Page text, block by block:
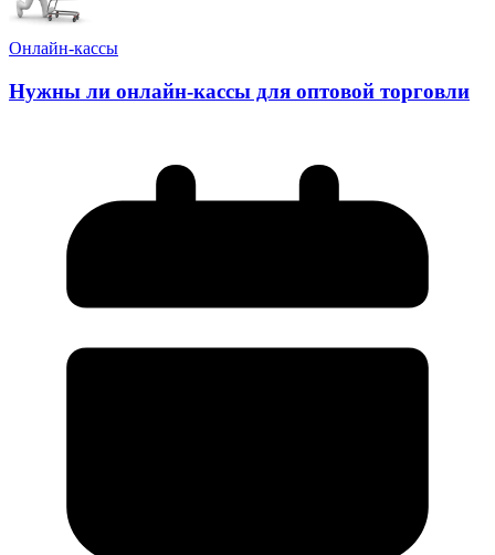
Онлайн-кассы
Нужны ли онлайн-кассы для оптовой торговли